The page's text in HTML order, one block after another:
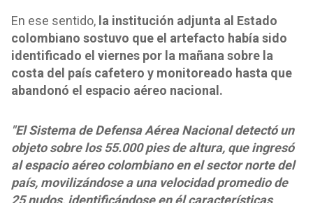
En ese sentido, la institución adjunta al Estado
colombiano sostuvo que el artefacto había sido
identificado el viernes por la mañana sobre la
costa del país cafetero y monitoreado hasta que
abandonó el espacio aéreo nacional.
"El Sistema de Defensa Aérea Nacional detectó un
objeto sobre los 55.000 pies de altura, que ingresó
al espacio aéreo colombiano en el sector norte del
país, movilizándose a una velocidad promedio de
25 nudos, identificándose en él características